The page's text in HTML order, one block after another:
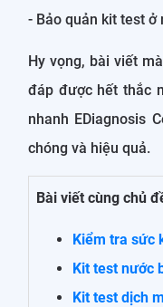
- Bảo quản kit test
Hy vọng, bài viết mà
đáp được hết thắc
nhanh EDiagnosis
chóng và hiệu quả.
Bài viết cùng chủ
Kiểm tra sức
Kit test nước
Kit test dịch